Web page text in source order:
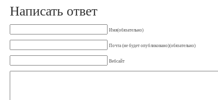
Написать ответ
Имя(обязательно)
Почта (не будет опубликовано)(обязательно)
Вебсайт